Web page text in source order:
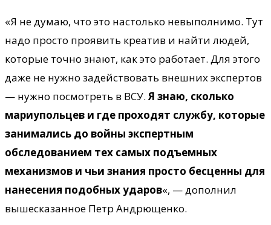
«Я не думаю, что это настолько невыполнимо. Тут
надо просто проявить креатив и найти людей,
которые точно знают, как это работает. Для этого
даже не нужно задействовать внешних экспертов
— нужно посмотреть в ВСУ. Я знаю, сколько
мариупольцев и где проходят службу, которые
занимались до войны экспертным
обследованием тех самых подъемных
механизмов и чьи знания просто бесценны для
нанесения подобных ударов«, — дополнил
вышесказанное Петр Андрющенко.